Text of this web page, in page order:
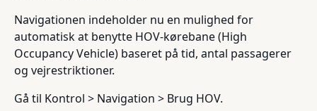
Navigationen indeholder nu en mulighed for
automatisk at benytte HOV-kørebane (High
Occupancy Vehicle) baseret på tid, antal passagerer
og vejrestriktioner.
Gå til Kontrol > Navigation > Brug HOV.